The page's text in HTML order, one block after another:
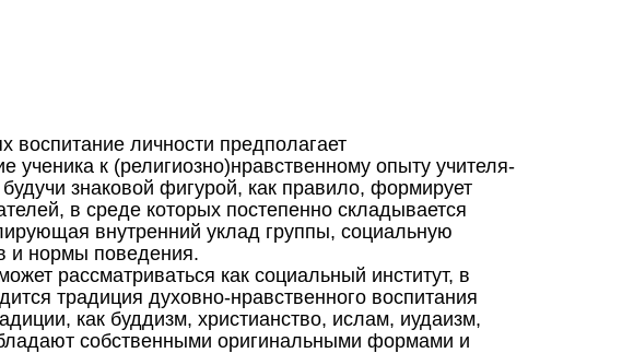
воспитание личности предполагает
ученика к (религиозно)нравственному опыту учителя-
знаковой фигурой, как правило, формирует
в среде которых постепенно складывается
внутренний уклад группы, социальную
и нормы поведения.
рассматриваться как социальный институт, в
традиция духовно-нравственного воспитания
как буддизм, христианство, ислам, иудаизм,
собственными оригинальными формами и